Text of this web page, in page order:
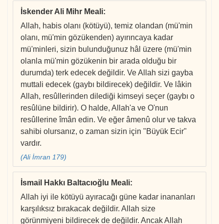
İskender Ali Mihr Meali:
Allah, habis olanı (kötüyü), temiz olandan (mü'min
olanı, mü'min gözükenden) ayırıncaya kadar
mü'minleri, sizin bulunduğunuz hâl üzere (mü'min
olanla mü'min gözükenin bir arada olduğu bir
durumda) terk edecek değildir. Ve Allah sizi gayba
muttali edecek (gaybı bildirecek) değildir. Ve lâkin
Allah, resûllerinden dilediği kimseyi seçer (gaybı o
resûlüne bildirir). O halde, Allah'a ve O'nun
resûllerine îmân edin. Ve eğer âmenû olur ve takva
sahibi olursanız, o zaman sizin için "Büyük Ecir"
vardır.
(Ali İmran 179)
İsmail Hakkı Baltacıoğlu Meali:
Allah iyi ile kötüyü ayıracağı güne kadar inananları
karşılıksız bırakacak değildir. Allah size
görünmiyeni bildirecek de değildir. Ancak Allah